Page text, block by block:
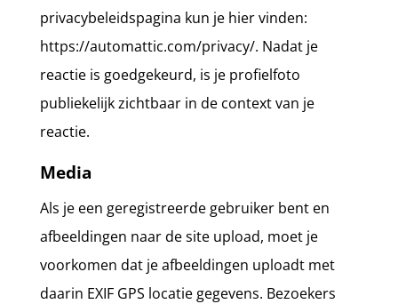
privacybeleidspagina kun je hier vinden:
https://automattic.com/privacy/. Nadat je
reactie is goedgekeurd, is je profielfoto
publiekelijk zichtbaar in de context van je
reactie.
Media
Als je een geregistreerde gebruiker bent en
afbeeldingen naar de site upload, moet je
voorkomen dat je afbeeldingen uploadt met
daarin EXIF GPS locatie gegevens. Bezoekers